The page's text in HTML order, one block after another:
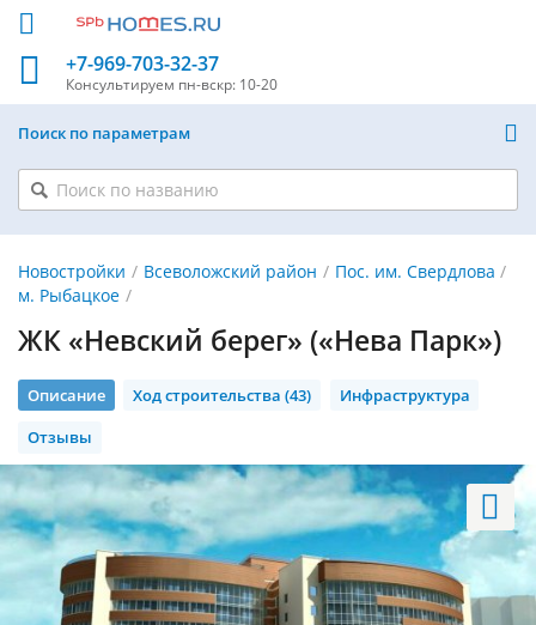
+7-969-703-32-37
Консультируем пн-вскр: 10-20
Поиск по параметрам
Новостройки Всеволожский район
Пос. им. Свердлова
м. Рыбацкое
ЖК «Невский берег» («Нева Парк»)
Описание Ход строительства (43)
Инфраструктура
Отзывы